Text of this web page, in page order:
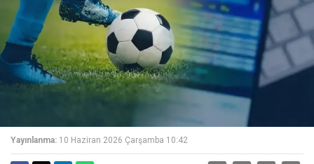
Yayınlanma: 10 Haziran 2026 Çarşamba 10:42